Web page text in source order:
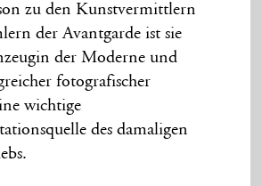
zu den Kunstvermittlern
der Avantgarde ist sie
der Moderne und
fotografischer
wichtige
des damaligen